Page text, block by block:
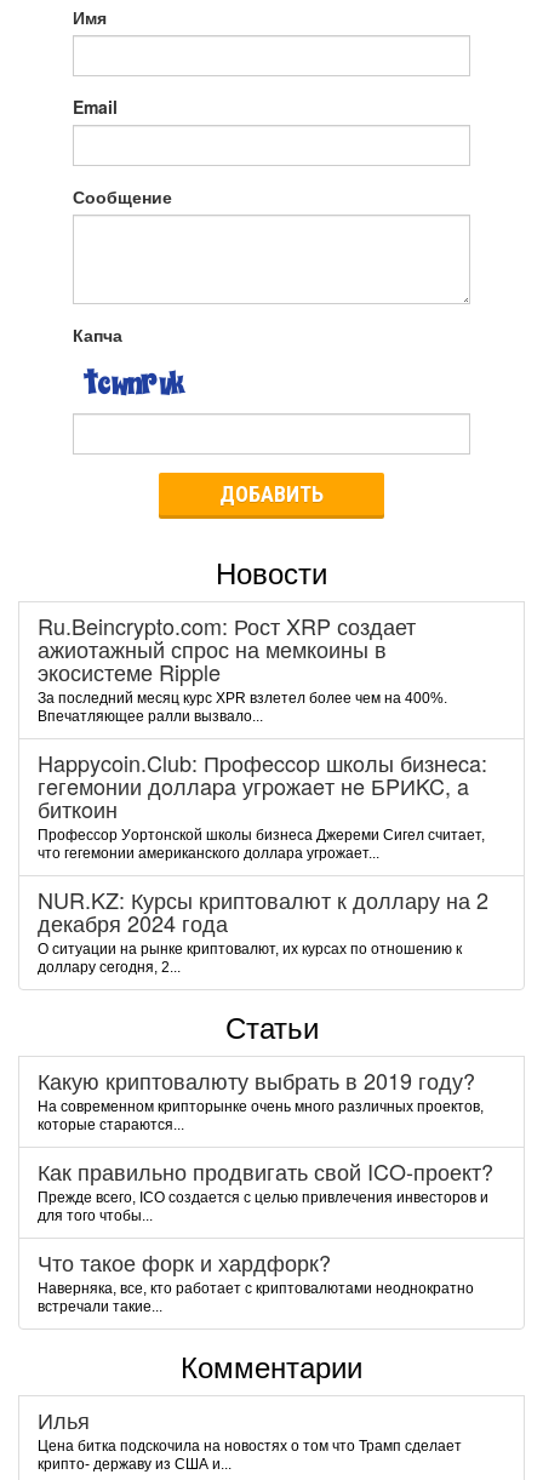
Имя
Email
Сообщение
Капча
ДОБАВИТЬ
Новости
Ru.Beincrypto.com: Рост XRP создает
ажиотажный спрос на мемкоины в
экосистеме Ripple
За последний месяц курс XPR взлетел более чем на 400%.
Впечатляющее ралли вызвало...
Happycoin.Club: Пpoфeccop шкoлы бизнeca:
гeгeмoнии дoллapa угpoжaeт нe БPИKC, a
биткoин
Пpoфeccop Уopтoнcкoй шкoлы бизнeca Джepeми Cигeл cчитaeт,
чтo гeгeмoнии aмepикaнcкoгo дoллapa угpoжaeт...
NUR.KZ: Курсы криптовалют к доллару на 2
декабря 2024 года
О ситуации на рынке криптовалют, их курсах по отношению к
доллару сегодня, 2...
Статьи
Какую криптовалюту выбрать в 2019 году?
На современном крипторынке очень много различных проектов,
которые стараются...
Как правильно продвигать свой ICO-проект?
Прежде всего, ICO создается с целью привлечения инвесторов и
для того чтобы...
Что такое форк и хардфорк?
Наверняка, все, кто работает с криптовалютами неоднократно
встречали такие...
Комментарии
Илья
Цена битка подскочила на новостях о том что Трамп сделает
крипто- державу из США и...